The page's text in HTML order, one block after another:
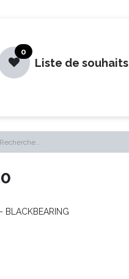
0
Liste de souhaits